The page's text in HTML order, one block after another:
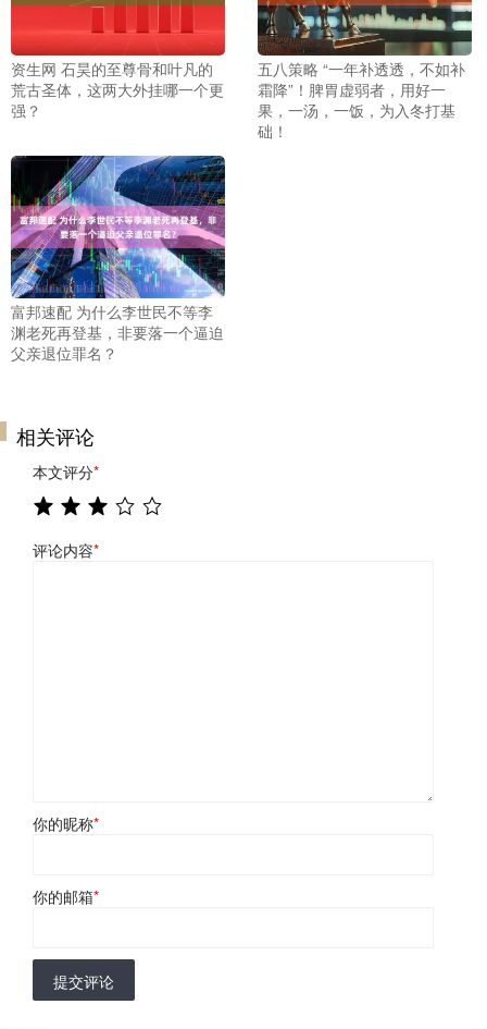
资生网 石昊的至尊骨和叶凡的
荒古圣体，这两大外挂哪一个更
强？
五八策略 “一年补透透，不如补
霜降”！脾胃虚弱者，用好一
果，一汤，一饭，为入冬打基
础！
富邦速配 为什么李世民不等李
渊老死再登基，非要落一个逼迫
父亲退位罪名？
相关评论
本文评分*
评论内容*
你的昵称*
你的邮箱*
提交评论